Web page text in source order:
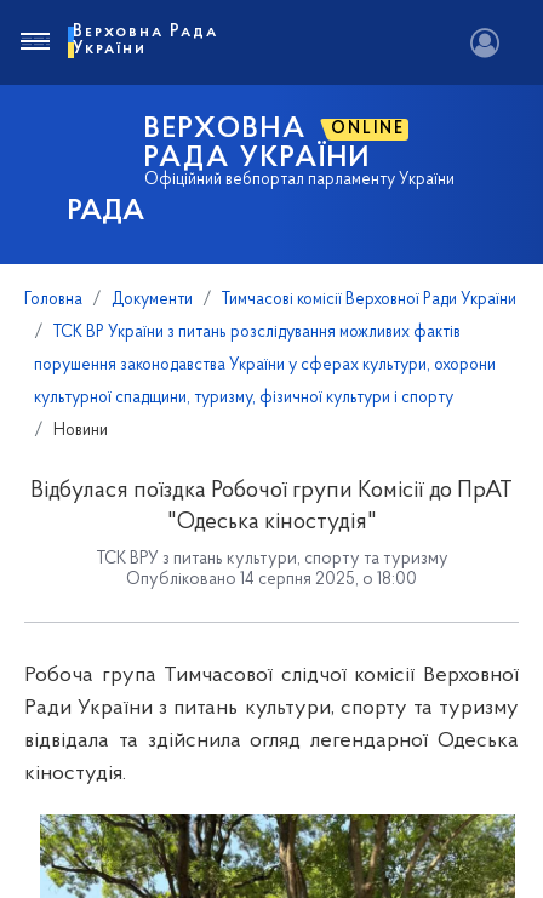
РАДА
ВЕРХОВНА ONLINE
РАДА УКРАЇНИ
Офіційний вебпортал парламенту України
Верховна Рада
України
Головна Документи
Тимчасові комісії Верховної Ради України
ТСК ВР України з питань розслідування можливих фактів
порушення законодавства України у сферах культури, охорони
культурної спадщини, туризму, фізичної культури і спорту
Новини
Відбулася поїздка Робочої групи Комісії до ПрАТ
"Одеська кіностудія"
ТСК ВРУ з питань культури, спорту та туризму
Опубліковано 14 серпня 2025, о 18:00
Робоча група Тимчасової слідчої комісії Верховної
Ради України з питань культури, спорту та туризму
відвідала та здійснила огляд легендарної Одеська
кіностудія.